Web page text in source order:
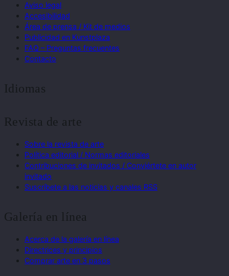
Aviso legal
Accesibilidad
Área de prensa / Kit de medios
Publicidad en Kunstplaza
FAQ – Preguntas frecuentes
Contacto
Idiomas
Revista de arte
Sobre la revista de arte
Política editorial / Normas editoriales
Contribuciones de invitados / Conviértete en autor
invitado
Suscríbete a las noticias y canales RSS
Galería en línea
Acerca de la galería en línea
Directrices y principios
Comprar arte en 3 pasos